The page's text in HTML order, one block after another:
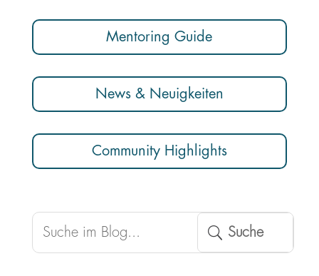
Mentoring Guide
News & Neuigkeiten
Community Highlights